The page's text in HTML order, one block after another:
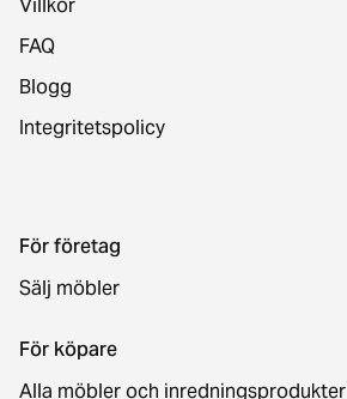
FAQ
Blogg
Integritetspolicy
För företag
Sälj möbler
För köpare
Alla möbler och inredningsprodukter